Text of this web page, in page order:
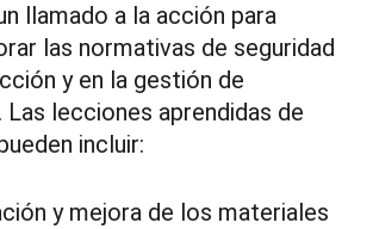
llamado a la acción para
las normativas de seguridad
y en la gestión de
Las lecciones aprendidas de
incluir:
y mejora de los materiales